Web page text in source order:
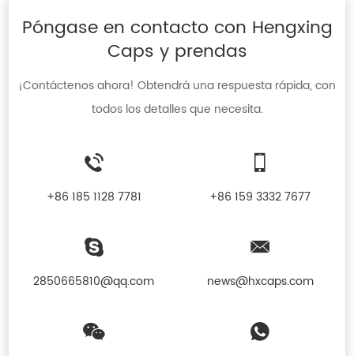
Póngase en contacto con Hengxing
Caps y prendas
¡Contáctenos ahora! Obtendrá una respuesta rápida, con
todos los detalles que necesita.
+86 185 1128 7781 +86 159 3332 7677
2850665810@qq.com news@hxcaps.com